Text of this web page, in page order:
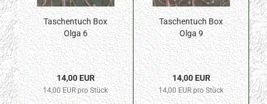
Taschentuch Box
Olga 6
14,00 EUR
14,00 EUR pro Stück
Taschentuch Box
Olga 9
14,00 EUR
14,00 EUR pro Stück